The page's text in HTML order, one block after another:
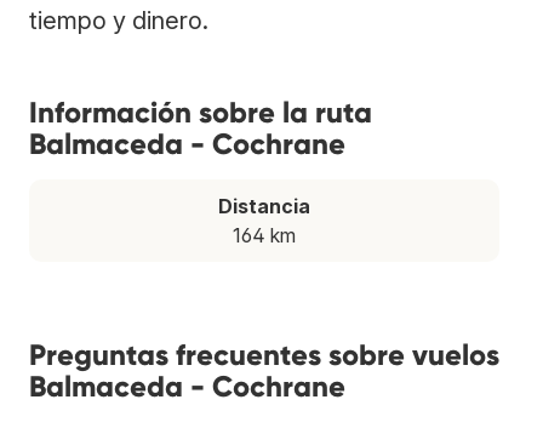
tiempo y dinero.
Información sobre la ruta
Balmaceda - Cochrane
Distancia
164 km
Preguntas frecuentes sobre vuelos
Balmaceda - Cochrane